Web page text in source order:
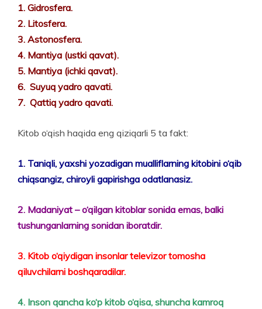
1. Gidrosfera.
2. Litosfera.
3. Astonosfera.
4. Mantiya (ustki qavat).
5. Mantiya (ichki qavat).
6. Suyuq yadro qavati.
7. Qattiq yadro qavati.
Kitob o‘qish haqida eng qiziqarli 5 ta fakt:
1. Taniqli, yaxshi yozadigan mualliflarning kitobini o‘qib
chiqsangiz, chiroyli gapirishga odatlanasiz.
2. Madaniyat – o‘qilgan kitoblar sonida emas, balki
tushunganlarning sonidan iboratdir.
3. Kitob o‘qiydigan insonlar televizor tomosha
qiluvchilarni boshqaradilar.
4. Inson qancha ko‘p kitob o‘qisa, shuncha kamroq